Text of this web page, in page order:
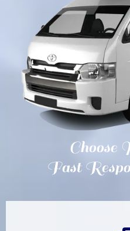
Choose
Fast